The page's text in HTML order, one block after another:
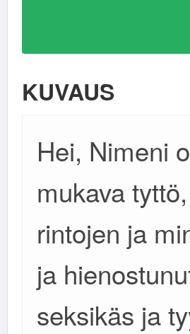
KUVAUS
Hei, Nimeni
mukava
rintojen ja
ja
seksikäs ja